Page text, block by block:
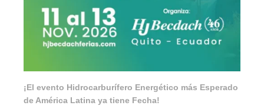
¡El evento Hidrocarburífero Energético más Esperado
de América Latina ya tiene Fecha!